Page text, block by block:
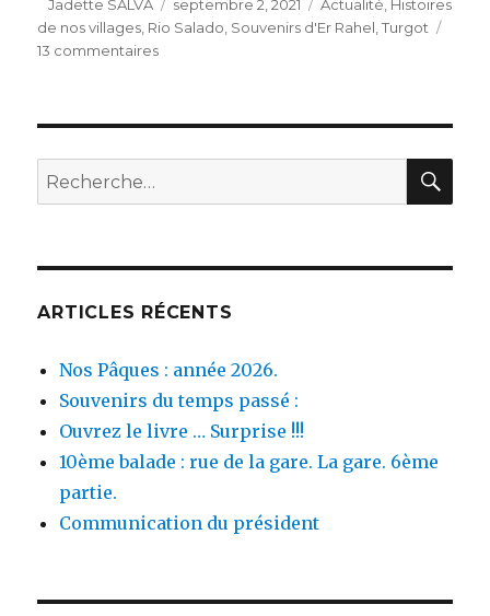
Jadette SALVA
le
septembre 2, 2021 Actualité Histoires
de nos villages Rio Salado Souvenirs d'Er Rahel ,Turgot
13 commentairessur
partie:
Turgot
de
Recherche
pour :
ARTICLES RÉCENTS
Nos Pâques : année 2026.
Souvenirs du temps passé :
Ouvrez le livre … Surprise !!!
10ème balade : rue de la gare. La gare. 6ème
partie.
Communication du président